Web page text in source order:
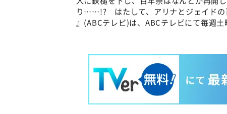
り……!? はたして、アリナとジェイド
』(ABCテレビ)は、ABCテレビにて毎週土